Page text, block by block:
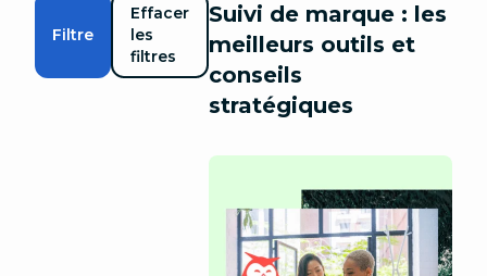
Filtre
Effacer
les
filtres
Suivi de marque : les
meilleurs outils et
conseils
stratégiques